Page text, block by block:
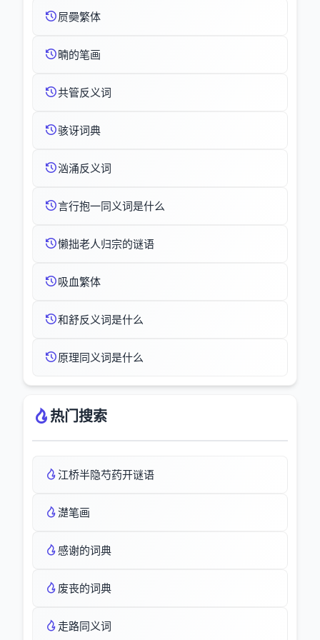
屃奰繁体
暔的笔画
共管反义词
骇讶词典
汹涌反义词
言行抱一同义词是什么
懒拙老人归宗的谜语
吸血繁体
和舒反义词是什么
原理同义词是什么
热门搜索
江桥半隐芍药开谜语
濋笔画
感谢的词典
废丧的词典
走路同义词